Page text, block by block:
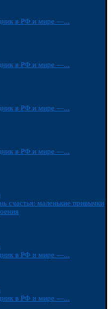
в РФ и мире —...
в РФ и мире —...
в РФ и мире —...
в РФ и мире —...
счастья: маленькие привычки
в РФ и мире —...
в РФ и мире —...